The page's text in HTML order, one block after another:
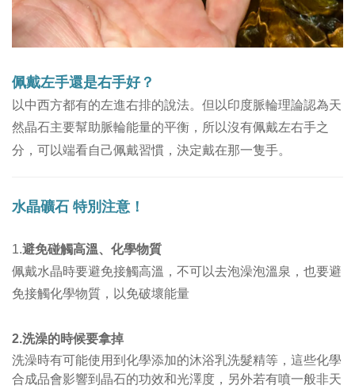
佩戴左手還是右手好？
以中西方都有的左進右排的說法。 但以印度脈輪理論認為天
然晶石主要幫助脈輪能量的平衡，所以沒有佩戴左右手之
分，可以端看自己佩戴習慣，決定戴在那一隻手。
水晶礦石特別注意！
1.避免碰觸高溫、化學物質
佩戴水晶時要避免接觸高溫，不可以去泡澡泡溫泉，也要避
免接觸化學物質，以免破壞能量
2.洗澡的時候要拿掉
洗澡時有可能使用到化學添加的沐浴乳洗髮精等，這些化學
合成品會影響到晶石的功效和光澤度，另外若有噴一般非天